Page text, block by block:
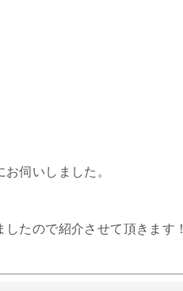
伺いしました。
たので紹介させて頂きます！